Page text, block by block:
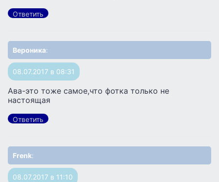
Ответить
Вероника:
08.07.2017 в 08:31
Ава-это тоже самое,что фотка только не
настоящая
Ответить
Frenk:
08.07.2017 в 11:10